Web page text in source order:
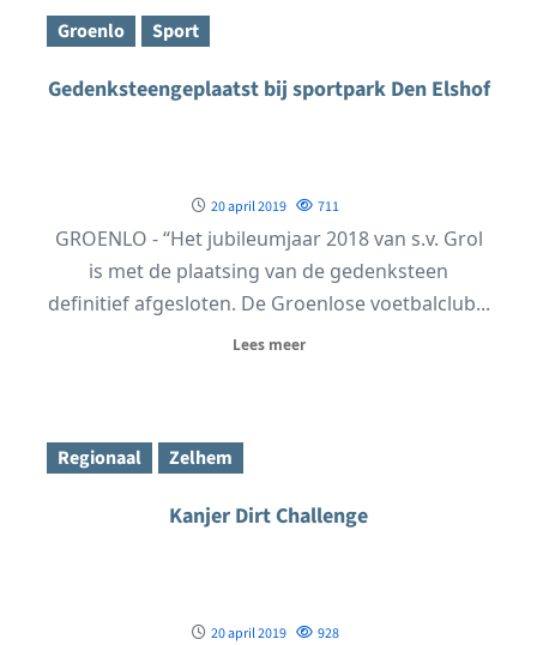
Groenlo Sport
Gedenksteengeplaatst bij sportpark Den Elshof
20 april 2019 711
GROENLO - “Het jubileumjaar 2018 van s.v. Grol
is met de plaatsing van de gedenksteen
definitief afgesloten. De Groenlose voetbalclub...
Lees meer
Regionaal Zelhem
Kanjer Dirt Challenge
20 april 2019 928